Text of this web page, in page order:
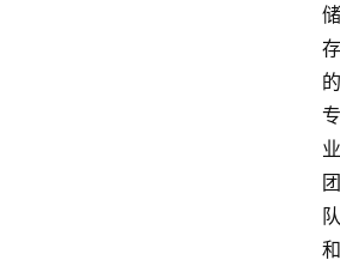
储
存
的
专
业
团
队
和